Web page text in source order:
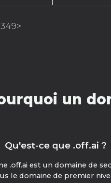
349>
un
Qu'est-ce que .off.ai ?
.off.ai est un domaine de
le domaine de premier